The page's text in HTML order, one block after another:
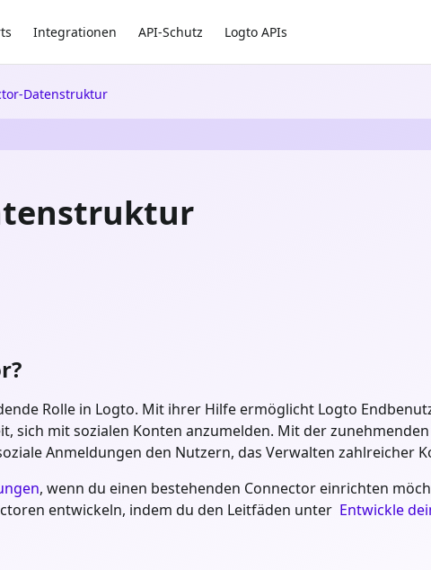
Integrationen API-Schutz Logto APIs
Datenstruktur
Rolle in Logto. Mit ihrer Hilfe ermöglicht Logto
sich mit sozialen Konten anzumelden. Mit der
Anmeldungen den Nutzern, das Verwalten zahlreicher
, wenn du einen bestehenden Connector einrichten
entwickeln, indem du den Leitfäden unter Entwickle